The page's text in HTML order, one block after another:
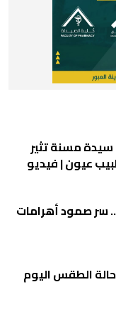
مسنة تثير
عيون | فيديو
سر صمود أهرامات
حالة الطقس اليوم